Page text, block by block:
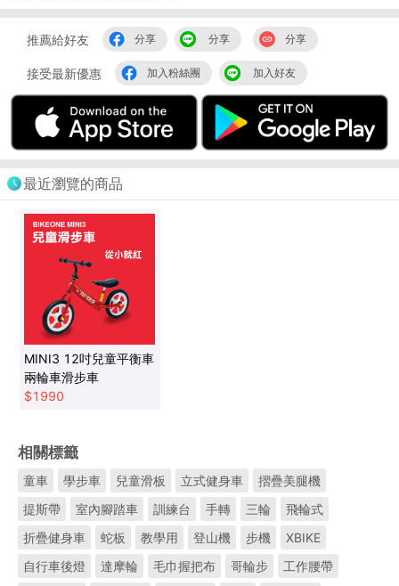
推薦給好友 分享 分享 分享
接受最新優惠 加入粉絲團 加入好友
最近瀏覽的商品
MINI3 12吋兒童平衡車
兩輪車滑步車
$1990
相關標籤
童車 學步車 兒童滑板 立式健身車
摺疊美腿機
提斯帶
室內腳踏車 訓練台 手轉 三輪
飛輪式
折疊健身車
蛇板 教學用 登山機 步機
XBIKE
自行車後燈
達摩輪 毛巾握把布 哥輪步 工作腰帶